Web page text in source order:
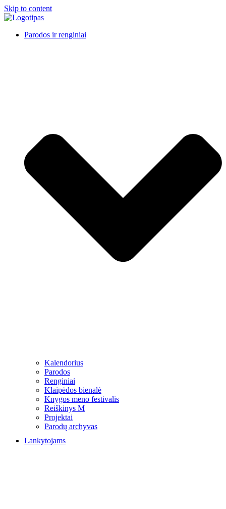
Skip to content
Parodos ir renginiai
Kalendorius
Parodos
Renginiai
Klaipėdos bienalė
Knygos meno festivalis
Reiškinys M
Projektai
Parodų archyvas
Lankytojams